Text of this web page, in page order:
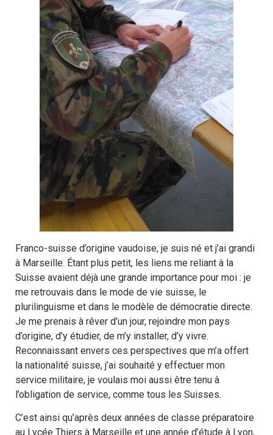
Franco-suisse d’origine vaudoise, je suis né et j’ai grandi
à Marseille. Étant plus petit, les liens me reliant à la
Suisse avaient déjà une grande importance pour moi : je
me retrouvais dans le mode de vie suisse, le
plurilinguisme et dans le modèle de démocratie directe.
Je me prenais à rêver d’un jour, rejoindre mon pays
d’origine, d’y étudier, de m’y installer, d’y vivre.
Reconnaissant envers ces perspectives que m’a offert
la nationalité suisse, j’ai souhaité y effectuer mon
service militaire, je voulais moi aussi être tenu à
l’obligation de service, comme tous les Suisses.
C’est ainsi qu’après deux années de classe préparatoire
au Lycée Thiers à Marseille et une année d’étude à Lyon,